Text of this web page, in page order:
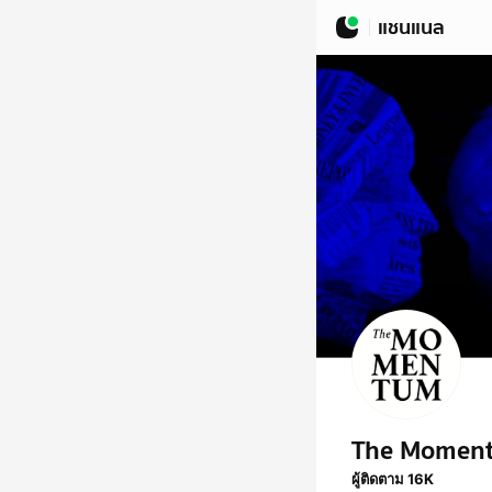
แชนแนล
The
ผู้ติดตาม 16K